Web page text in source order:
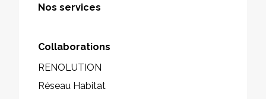
Nos services
Collaborations
RENOLUTION
Réseau Habitat